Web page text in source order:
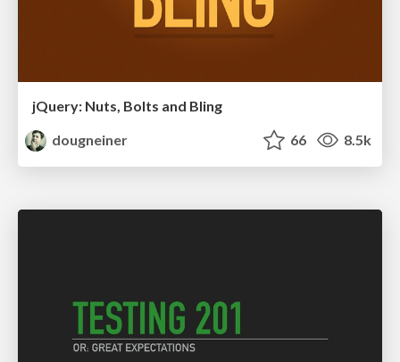
jQuery: Nuts, Bolts and Bling
dougneiner
66 8.5k